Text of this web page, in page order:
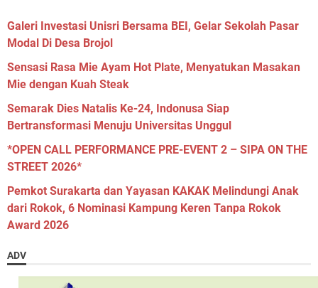
Galeri Investasi Unisri Bersama BEI, Gelar Sekolah Pasar
Modal Di Desa Brojol
Sensasi Rasa Mie Ayam Hot Plate, Menyatukan Masakan
Mie dengan Kuah Steak
Semarak Dies Natalis Ke-24, Indonusa Siap
Bertransformasi Menuju Universitas Unggul
*OPEN CALL PERFORMANCE PRE-EVENT 2 – SIPA ON THE
STREET 2026*
Pemkot Surakarta dan Yayasan KAKAK Melindungi Anak
dari Rokok, 6 Nominasi Kampung Keren Tanpa Rokok
Award 2026
ADV